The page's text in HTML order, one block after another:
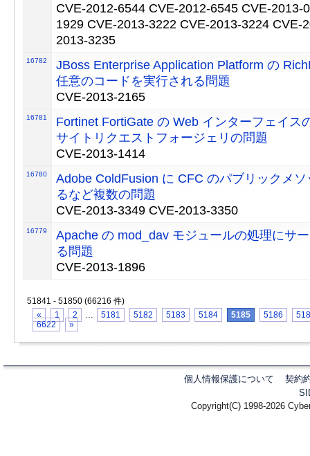
CVE-2012-6544 CVE-2012-6545 CVE-2013-
1929 CVE-2013-3222 CVE-2013-3224 CVE-
2013-3235
16782
JBoss Enterprise Application Platform の
任意のコードを実行される問題
CVE-2013-2165
16781
Fortinet FortiGate の Web インターフェイス
サイトリクエストフォージェリの問題
CVE-2013-1414
16780
Adobe ColdFusion に CFC のパブリックメ
るなど複数の問題
CVE-2013-3349 CVE-2013-3350
16779
Apache の mod_dav モジュールの処理にサ
る問題
CVE-2013-1896
51841 - 51850 (66216 件)
«
1 2 … 5181 5182 5183 5184 5185 5186
6622
»
個人情報保護について
契約
Copyright(C) 1998-2026